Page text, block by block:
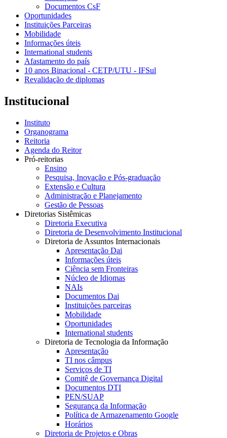
Documentos CsF
Oportunidades
Instituições Parceiras
Mobilidade
Informações úteis
International students
Afastamento do país
10 anos Binacional - CETP/UTU - IFSul
Revalidação de diplomas
Institucional
Instituto
Organograma
Reitoria
Agenda do Reitor
Pró-reitorias
Ensino
Pesquisa, Inovação e Pós-graduação
Extensão e Cultura
Administração e Planejamento
Gestão de Pessoas
Diretorias Sistêmicas
Diretoria Executiva
Diretoria de Desenvolvimento Institucional
Diretoria de Assuntos Internacionais
Apresentação Dai
Informações úteis
Ciência sem Fronteiras
Núcleo de Idiomas
NAIs
Documentos Dai
Instituições parceiras
Mobilidade
Oportunidades
International students
Diretoria de Tecnologia da Informação
Apresentação
TI nos câmpus
Serviços de TI
Comitê de Governança Digital
Documentos DTI
PEN/SUAP
Segurança da Informação
Política de Armazenamento Google
Horários
Diretoria de Projetos e Obras